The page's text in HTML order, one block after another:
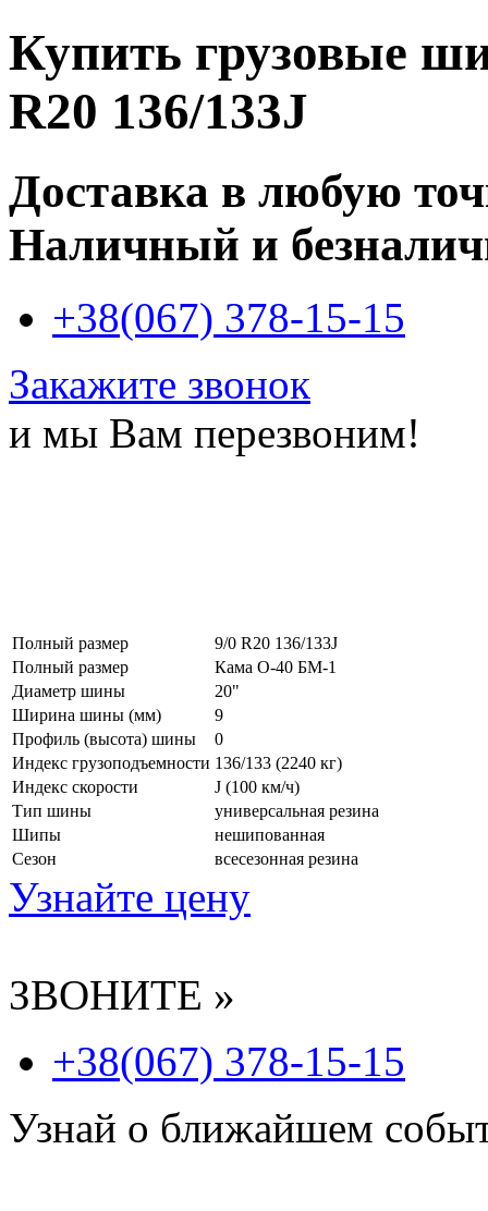
Купить грузовые
R20 136/133J
Доставка в любую
Наличный и
+38(067) 378-15-15
Закажите звонок
и мы Вам перезвоним!
Полный размер
9/0 R20 136/133J
Полный размер
Кама О-40 БМ-1
Диаметр шины
20"
Ширина шины (мм)
9
Профиль (высота) шины
0
Индекс грузоподъемности 136/133 (2240 кг)
Индекс скорости
J (100 км/ч)
Тип шины
универсальная резина
Шипы
нешипованная
Сезон
всесезонная резина
Узнайте цену
ЗВОНИТЕ »
+38(067) 378-15-15
Узнай о ближайшем